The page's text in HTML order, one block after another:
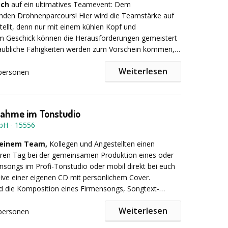
eigenen Smartphones (kein Leihgerät nötig)
Aufgabentypen (Fotos, Scans, Rätsel)
& Siegerehrung
(erweiterbar)
€bis 20 Teilnehmer. --
Jeder weitere
€
auf ein ultimatives Teamevent: Dem
Drohnenparcours! Hier wird die Teamstärke auf
denn nur mit einem kühlen Kopf und
Geschick können die Herausforderungen gemeistert
Fähigkeiten werden zum Vorschein kommen,
werden. Das Beste - in diesem lockeren und
ganzjährig
- 250
p./Teiln. - je nach Teilnehmergröße (zzgl. MwSt.)
Weiterlesen
im Tonstudio
- 15556
Team, Kollegen und Angestellten einen
Tag bei der gemeinsamen Produktion eines oder
im Profi-Tonstudio oder mobil direkt bei euch
einer eigenen CD mit persönlichem Cover.
die Komposition eines Firmensongs, Songtext-
Weiterlesen